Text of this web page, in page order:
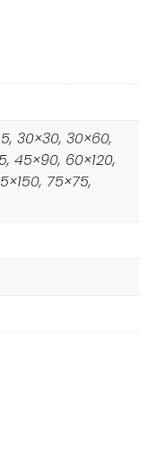
30×30, 30×60,
45×90, 60×120,
75×75,